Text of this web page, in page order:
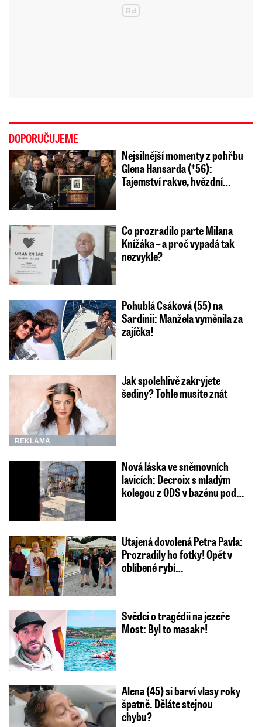
DOPORUČUJEME
Nejsilnější momenty z pohřbu
Glena Hansarda (†56):
Tajemství rakve, hvězdní…
Co prozradilo parte Milana
Knížáka – a proč vypadá tak
nezvykle?
Pohublá Csáková (55) na
Sardinii: Manžela vyměnila za
zajíčka!
REKLAMA
Jak spolehlivě zakryjete
šediny? Tohle musíte znát
Nová láska ve sněmovních
lavicích: Decroix s mladým
kolegou z ODS v bazénu pod…
Utajená dovolená Petra Pavla:
Prozradily ho fotky! Opět v
oblíbené rybí…
Svědci o tragédii na jezeře
Most: Byl to masakr!
Alena (45) si barví vlasy roky
špatně. Děláte stejnou
chybu?